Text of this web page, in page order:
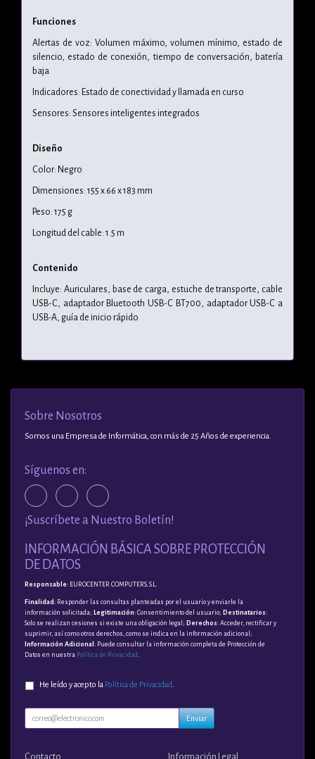
Funciones
Alertas de voz: Volumen máximo, volumen mínimo, estado de
silencio, estado de conexión, tiempo de conversación, batería
baja
Indicadores: Estado de conectividad y llamada en curso
Sensores: Sensores inteligentes integrados
Diseño
Color: Negro
Dimensiones: 155 x 66 x 183 mm
Peso: 175 g
Longitud del cable: 1.5 m
Contenido
Incluye: Auriculares, base de carga, estuche de transporte, cable
USB-C, adaptador Bluetooth USB-C BT700, adaptador USB-C a
USB-A, guía de inicio rápido
Sobre Nosotros
Somos una Empresa de Informática, con más de 25 Años de experiencia.
Síguenos en:
¡Suscríbete a Nuestro Boletín!
INFORMACIÓN BÁSICA SOBRE PROTECCIÓN
DE DATOS
Responsable: EUROCENTER COMPUTERS, S.L.
Finalidad : Responder las consultas planteadas por el usuario y enviarle la
información solicitada; Legitimación: Consentimiento del usuario; Destinatarios:
Solo se realizan cesiones si existe una obligación legal; Derechos: Acceder, rectificar y
suprimir, así como otros derechos, como se indica en la información adicional;
Información Adicional : Puede consultar la información completa de Protección de
Datos en nuestra Política de Privacidad
He leído y acepto la Política de Privacidad.
Enviar
Contacto Información Legal